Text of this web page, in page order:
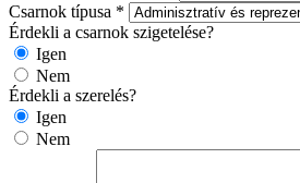
Csarnok típusa *
Érdekli a csarnok szigetelése?
Igen
Nem
Érdekli a szerelés?
Igen
Nem